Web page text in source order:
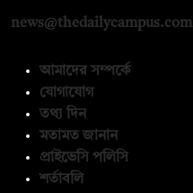
news@thedailycampus.com
আমাদের সম্পর্কে
যোগাযোগ
তথ্য দিন
মতামত জানান
প্রাইভেসি পলিসি
শর্তাবলি